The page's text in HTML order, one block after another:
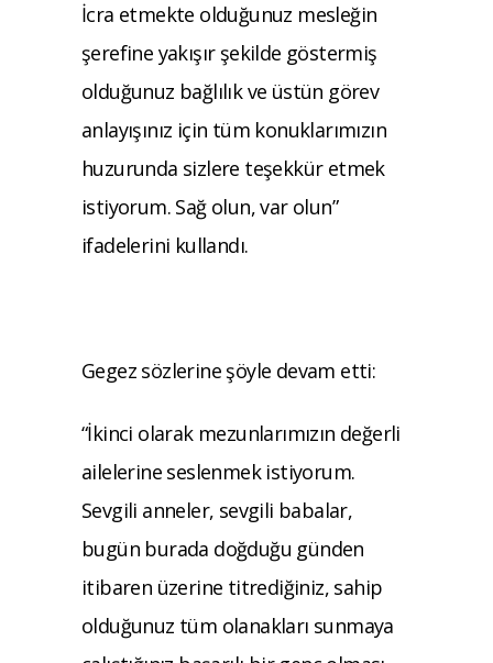
İcra etmekte olduğunuz mesleğin
şerefine yakışır şekilde göstermiş
olduğunuz bağlılık ve üstün görev
anlayışınız için tüm konuklarımızın
huzurunda sizlere teşekkür etmek
istiyorum. Sağ olun, var olun”
ifadelerini kullandı.
Gegez sözlerine şöyle devam etti:
“İkinci olarak mezunlarımızın değerli
ailelerine seslenmek istiyorum.
Sevgili anneler, sevgili babalar,
bugün burada doğduğu günden
itibaren üzerine titrediğiniz, sahip
olduğunuz tüm olanakları sunmaya